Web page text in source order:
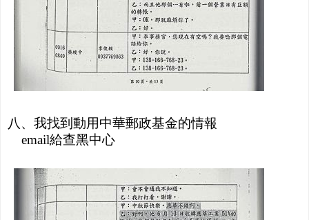
八、我找到動用中華郵政基金的情報
email給查黑中心